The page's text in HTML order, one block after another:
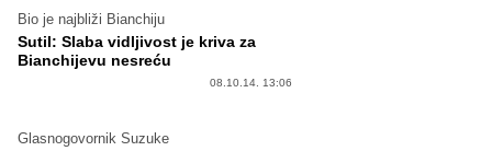
Bio je najbliži Bianchiju
Sutil: Slaba vidljivost je kriva za
Bianchijevu nesreću
08.10.14. 13:06
Glasnogovornik Suzuke